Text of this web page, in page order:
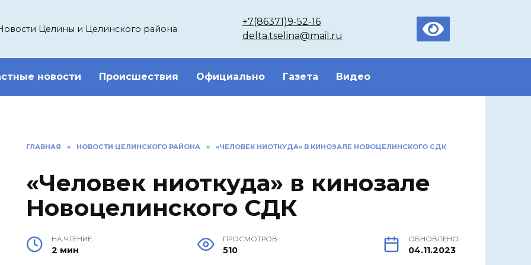
Целины и Целинского района
+7(86371)9-52-16
delta.tselina@mail.ru
новости Происшествия Официально Газета Видео
ГЛАВНАЯ » НОВОСТИ ЦЕЛИНСКОГО РАЙОНА » «ЧЕЛОВЕК НИОТКУДА» В КИНОЗАЛЕ НОВОЦЕЛИНСКОГО СДК
«Человек ниоткуда» в кинозале
Новоцелинского СДК
НА ЧТЕНИЕ
2 мин
ПРОСМОТРОВ
510
ОБНОВЛЕНО
04.11.2023